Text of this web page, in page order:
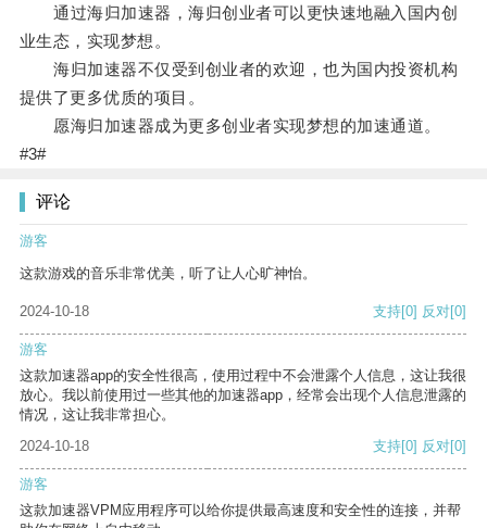
通过海归加速器，海归创业者可以更快速地融入国内创
业生态，实现梦想。
海归加速器不仅受到创业者的欢迎，也为国内投资机构
提供了更多优质的项目。
愿海归加速器成为更多创业者实现梦想的加速通道。
#3#
评论
游客
这款游戏的音乐非常优美，听了让人心旷神怡。
2024-10-18 支持[0] 反对[0]
游客
这款加速器app的安全性很高，使用过程中不会泄露个人信息，这让我很
放心。我以前使用过一些其他的加速器app，经常会出现个人信息泄露的
情况，这让我非常担心。
2024-10-18
支持[0] 反对[0]
游客
这款加速器VPM应用程序可以给你提供最高速度和安全性的连接，并帮